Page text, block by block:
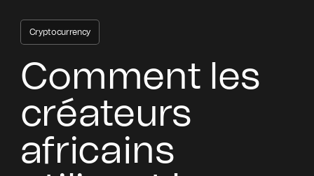
Cryptocurrency
Comment les
créateurs
africains